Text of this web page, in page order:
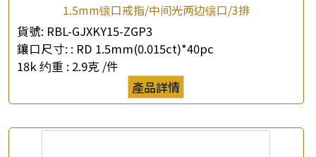
產品查詢
*你的名字
*e-mail
1.5mm镶口戒指/中间光两边镶口/3排
貨號: RBL-GJXKY15-ZGP3
鑲口尺寸: : RD 1.5mm(0.015ct)*40pc
18k 约重 : 2.9克 /件
產品詳情